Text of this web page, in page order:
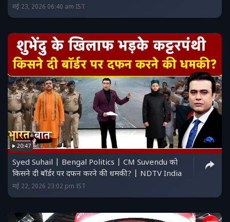
मई 23, 2026 06:40 am IST
20:47
Syed Suhail | Bengal Politics | CM Suvendu को
किसने दी बॉर्डर पर दफन करने की धमकी? | NDTV India
मई 22, 2026 23:02 pm IST